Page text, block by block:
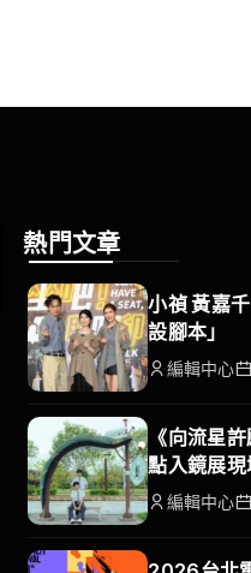
熱門文章
小禎 黃嘉
設腳本」
編輯中心
《向流星
點入鏡展
編輯中心